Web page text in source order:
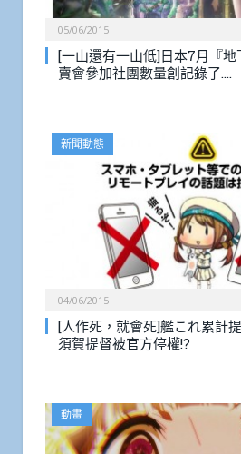
05/06/2015
[一山還有一山低]日本7月『
賣會參加社團數量創記錄了….
新聞動態
04/06/2015
[人作死，就會死]艦これ累計
須賀提督被官方停權!?
動畫